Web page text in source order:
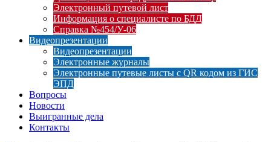
Электронный путевой лист
Информация о специалисте по БДД
Справка №454/У-06
Видеопрезентации
Видеопрезентации
Электронные журналы
Электронные путевые листы с QR кодом из ГИС
ЭПД
Вопросы
Новости
Выигранные дела
Контакты